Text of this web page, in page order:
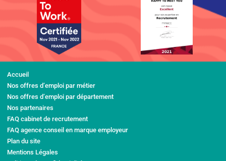
Accueil
Nos offres d’emploi par métier
Nos offres d’emploi par département
Nos partenaires
FAQ cabinet de recrutement
FAQ agence conseil en marque employeur
Plan du site
Mentions Légales